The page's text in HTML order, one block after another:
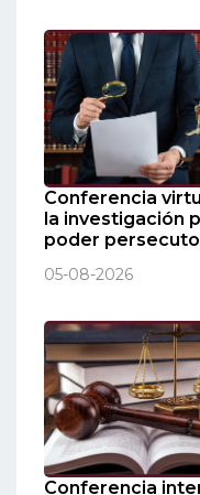
Conferencia
la investigación
poder
05-08-2026
Conferencia